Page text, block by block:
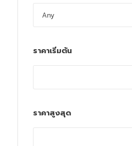
ราคาเริ่มต้น
ราคาสูงสุด